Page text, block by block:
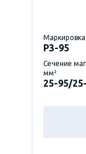
Маркировка
P3-95
Сечение
мм²
25-95/